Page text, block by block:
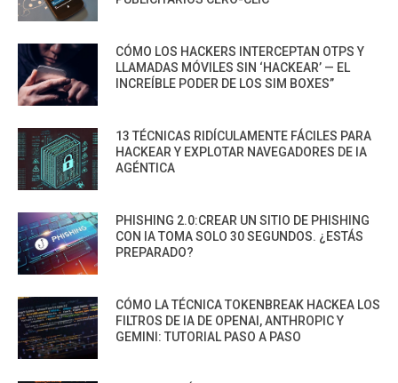
CÓMO LOS HACKERS INTERCEPTAN OTPS Y
LLAMADAS MÓVILES SIN ‘HACKEAR’ — EL
INCREÍBLE PODER DE LOS SIM BOXES”
13 TÉCNICAS RIDÍCULAMENTE FÁCILES PARA
HACKEAR Y EXPLOTAR NAVEGADORES DE IA
AGÉNTICA
PHISHING 2.0:CREAR UN SITIO DE PHISHING
CON IA TOMA SOLO 30 SEGUNDOS. ¿ESTÁS
PREPARADO?
CÓMO LA TÉCNICA TOKENBREAK HACKEA LOS
FILTROS DE IA DE OPENAI, ANTHROPIC Y
GEMINI: TUTORIAL PASO A PASO